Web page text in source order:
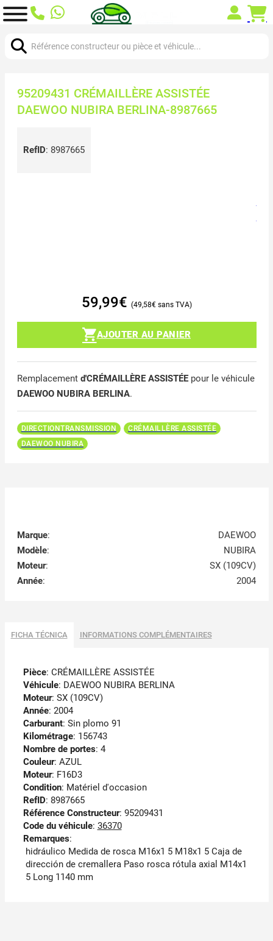
95209431 CRÉMAILLÈRE ASSISTÉE
DAEWOO NUBIRA BERLINA-8987665
RefID: 8987665
59,99€ 49,58€
AJOUTER AU PANIER
Remplacement d'CRÉMAILLÈRE ASSISTÉEpour le véhicule
DAEWOO NUBIRA BERLINA.
DIRECTIONTRANSMISSION
CRÉMAILLÈRE ASSISTÉE
DAEWOO NUBIRA
Marque:
DAEWOO
Modèle:
NUBIRA
Moteur:
SX (109CV)
Année: 2004
FICHA TÉCNICA INFORMATIONS COMPLÉMENTAIRES
Pièce: CRÉMAILLÈRE ASSISTÉE
Véhicule: DAEWOO NUBIRA BERLINA
Moteur: SX (109CV)
Année: 2004
Carburant: Sin plomo 91
Kilométrage: 156743
Nombre de portes: 4
Couleur: AZUL
Moteur: F16D3
Condition: Matériel d'occasion
RefID: 8987665
Référence Constructeur: 95209431
Code du véhicule: 36370
Remarques:
hidráulico Medida de rosca M16x1 5 M18x1 5 Caja de
dirección de cremallera Paso rosca rótula axial M14x1
5 Long 1140 mm